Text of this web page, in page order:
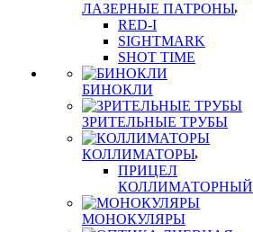
ЛАЗЕРНЫЕ ПАТРОНЫ
RED-I
SIGHTMARK
SHOT TIME
БИНОКЛИ
ЗРИТЕЛЬНЫЕ ТРУБЫ
КОЛЛИМАТОРЫ
ПРИЦЕЛ
КОЛЛИМАТОРНЫЙ
МОНОКУЛЯРЫ